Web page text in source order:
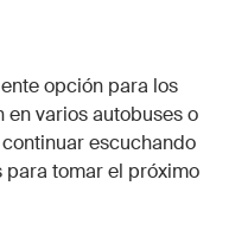
opción para los
en varios autobuses o
escuchando
tomar el próximo